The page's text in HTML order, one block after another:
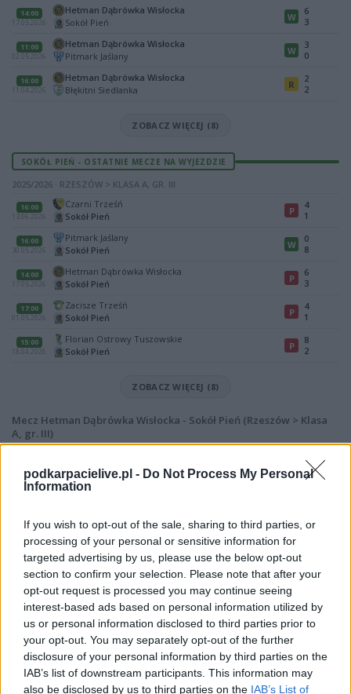
podkarpacielive.pl - Do Not Process My Personal
Information
If you wish to opt-out of the sale, sharing to third parties, or
processing of your personal or sensitive information for
targeted advertising by us, please use the below opt-out
section to confirm your selection. Please note that after your
opt-out request is processed you may continue seeing
interest-based ads based on personal information utilized by
us or personal information disclosed to third parties prior to
your opt-out. You may separately opt-out of the further
disclosure of your personal information by third parties on the
IAB’s list of downstream participants. This information may
also be disclosed by us to third parties on the IAB’s List of
14:00
17.05.2026
Hetman Dąbrówka Wisłocka
Sokół Pień
W
6
3
11:00
02.05.2026
Hetman Dąbrówka Wisłocka
Pitmark Jaślany
W
3
0
16:00
11.04.2026
Hetman Dąbrówka Wisłocka
Błękitni Siedlanka
R
2
2
ZOBACZ WIĘCEJ (8)
SOKÓŁ PIEŃ - OSTATNIE MECZE NA WYJEZDZIE
2025/2026 · RZESZÓW > KLASA A, GR. III
16:00
13.06.2026
Czarni Trześń
Sokół Pień
P
4
1
16:00
30.05.2026
Pitmark Jaślany
Sokół Pień
W
0
8
14:00
17.05.2026
Hetman Dąbrówka Wisłocka
Sokół Pień
P
6
3
17:00
01.05.2026
Zacisze Trześń
Sokół Pień
P
4
1
15:00
18.04.2026
Florian Ostrowy Tuszowskie
Sokół Pień
P
8
2
ZOBACZ WIĘCEJ (8)
Mecz Hetman Dąbrówka Wisłocka - Sokół Pień (Rzeszów > Klasa
A, gr. III)
rozegrane zostanie w ramach Rzeszów > Klasa A, gr. III (22. kolejki -
Rzeszów > Klasa A, gr. III).
bramek, kartki, składy, statystyki i informacje o przebiegu
spotkania. To kompletne źródło danych dla kibiców i pasjonatów
lokalnej piłki nożnej. Jeżeli aktualnie nie widzisz tutaj danych z pewnością
pracujemy nad tym żeby je uzupełnić.
Wynik meczu Hetman Dąbrówka Wisłocka vs Sokół Pień
Po zakończeniu spotkania automatycznie publikujemyoficjalny wynik
spotkania, a także dane meczowe, jeśli są dostępne.
Pełny harmonogram rozgrywek dostępny jest tutaj:Rzeszów > Klasa A,
gr. III - terminarz.
Informacje o składach i strzelcach